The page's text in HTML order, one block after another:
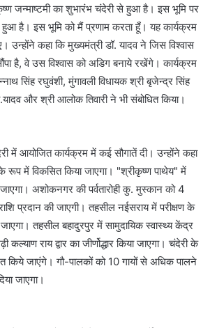
जन्माष्टमी का शुभारंभ चंदेरी से हुआ है। इस भूमि पर
है। इस भूमि को मैं प्रणाम करता हूँ। यह कार्यक्रम
उन्होंने कहा कि मुख्यमंत्री डॉ. यादव ने जिस विश्वास
है, वे उस विश्वास को अडिग बनाये रखेंगे। कार्यक्रम
सिंह रघुवंशी, मुंगावली विधायक श्री बृजेन्द्र सिंह
और श्री आलोक तिवारी ने भी संबोधित किया।
में आयोजित कार्यक्रम में कई सौगातें दी। उन्होंने कहा
के रूप में विकसित किया जाएगा। "श्रीकृष्ण पाथेय" में
अशोकनगर की पर्वतारोही कु. मुस्कान को 4
प्रदान की जाएगी। तहसील नईसराय में परीक्षण के
जाएगा। तहसील बहादुरपुर में सामुदायिक स्वास्थ्य केंद्र
कल्याण राय द्वार का जीर्णोद्धार किया जाएगा। चंदेरी के
किये जाएंगे। गौ-पालकों को 10 गायों से अधिक पालने
जाएगा।